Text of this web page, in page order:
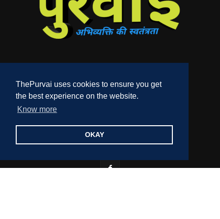
ThePurvai uses cookies to ensure you get
the best experience on the website.
Know more
OKAY
Contact us:editor@thepurvai.com
FOLLOW US